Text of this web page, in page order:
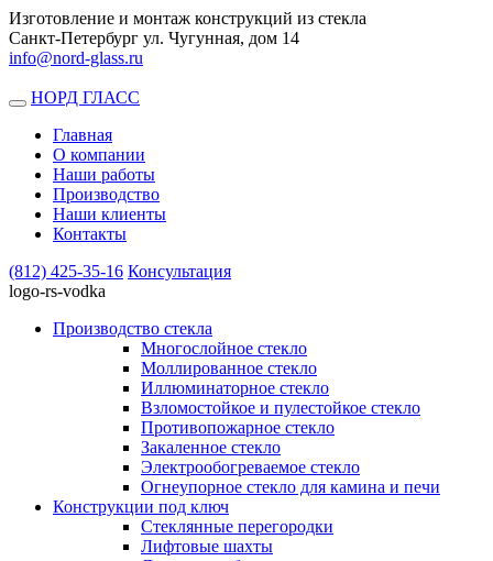
Изготовление и монтаж конструкций из стекла
Санкт-Петербург ул. Чугунная, дом 14
info@nord-glass.ru
Toggle
navigation
НОРД ГЛАСС
Главная
О компании
Наши работы
Производство
Наши клиенты
Контакты
(812) 425-35-16 Консультация
logo-rs-vodka
Производство стекла
Многослойное стекло
Моллированное стекло
Иллюминаторное стекло
Взломостойкое и пулестойкое стекло
Противопожарное стекло
Закаленное стекло
Электрообогреваемое стекло
Огнеупорное стекло для камина и печи
Конструкции под ключ
Стеклянные перегородки
Лифтовые шахты